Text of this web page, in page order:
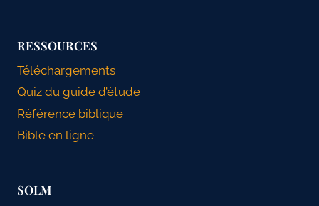
RESSOURCES
Téléchargements
Quiz du guide d’étude
Référence biblique
Bible en ligne
SOLM